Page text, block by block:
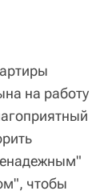
на работу
чтобы